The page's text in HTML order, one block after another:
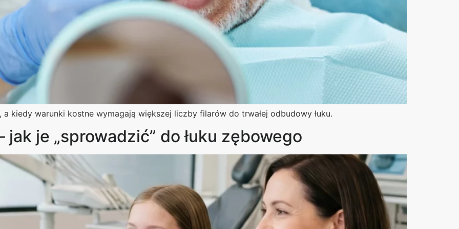
kiedy warunki kostne wymagają większej liczby filarów do trwałej odbudowy łuku.
je „sprowadzić” do łuku zębowego